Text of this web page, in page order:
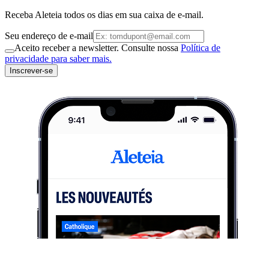
Receba Aleteia todos os dias em sua caixa de e-mail.
Seu endereço de e-mail
Aceito receber a newsletter. Consulte nossa Política de
privacidade para saber mais.
Inscrever-se